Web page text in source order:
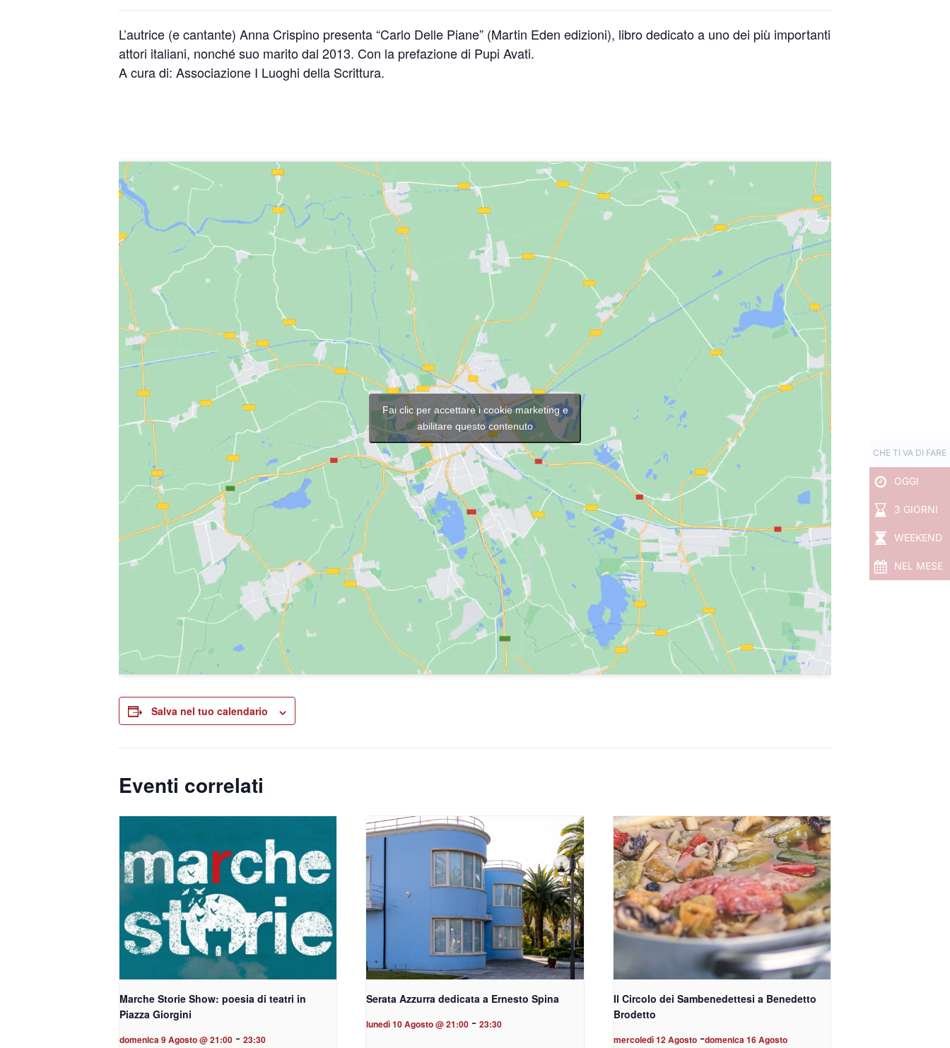
CHE TI VA DI FARE
OGGI
3 GIORNI
WEEKEND
NEL MESE
L’autrice (e cantante) Anna Crispino presenta “Carlo Delle Piane” (Martin Eden edizioni), libro dedicato a uno dei più importanti
attori italiani, nonché suo marito dal 2013. Con la prefazione di Pupi Avati.
A cura di: Associazione I Luoghi della Scrittura.
Fai clic per accettare i cookie marketing e
abilitare questo contenuto
Salva nel tuo calendario
Eventi correlati
Marche Storie Show: poesia di teatri in
Piazza Giorgini
domenica 9 Agosto @ 21:00 - 23:30
Serata Azzurra dedicata a Ernesto Spina
lunedì 10 Agosto @ 21:00 - 23:30
Il Circolo dei Sambenedettesi a Benedetto
Brodetto
mercoledì 12 Agosto -domenica 16 Agosto